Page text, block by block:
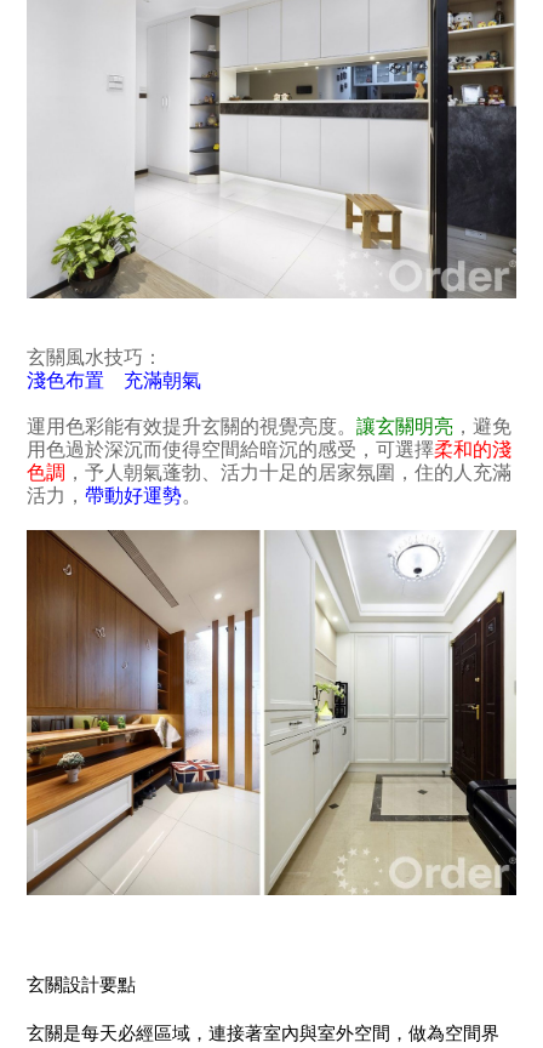
玄關風水技巧：
淺色布置 充滿朝氣
運用色彩能有效提升玄關的視覺亮度。讓玄關明亮 ，避免
用色過於深沉而使得空間給暗沉的感受，可選擇柔和的淺
色調 ，予人朝氣蓬勃、活力十足的居家氛圍，住的人充滿
活力，帶動好運勢。
玄關設計要點
玄關是每天必經區域，連接著室內與室外空間，做為空間界